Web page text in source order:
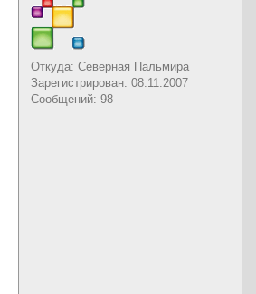
Откуда: Северная Пальмира
Зарегистрирован: 08.11.2007
Сообщений: 98